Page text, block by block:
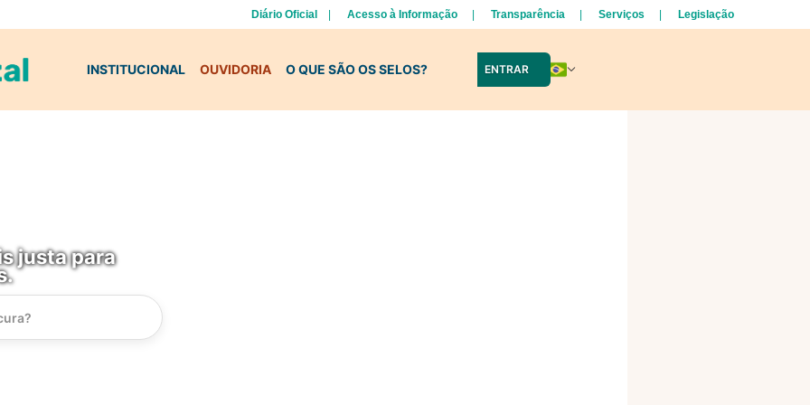
Diário Oficial Acesso à Informação Transparência Serviços Legislação
INSTITUCIONAL OUVIDORIA O QUE SÃO OS SELOS? ENTRAR
justa para